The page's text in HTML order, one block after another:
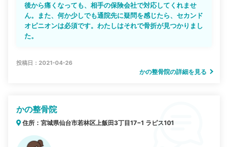
後から痛くなっても、相手の保険会社で対応してくれませ
ん。また、何か少しでも通院先に疑問を感じたら、セカンド
オピニオンは必須です。わたしはそれで骨折が見つかりまし
た。
投稿日：2021-04-26
かの整骨院の詳細を見る
かの整骨院
住所：宮城県仙台市若林区上飯田3丁目17−1 ラピス101